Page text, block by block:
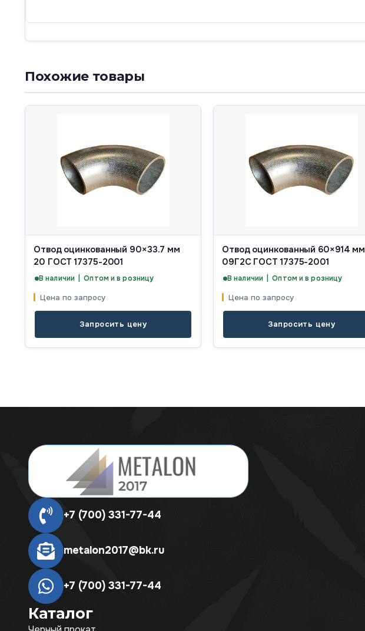
Похожие товары
Отвод оцинкованный 90×33.7 мм
20 ГОСТ 17375-2001
В наличии | Оптом и в розницу
Цена по запросу
Запросить цену
Отвод оцинкованный 60×914 мм
09Г2С ГОСТ 17375-2001
В наличии | Оптом и в розницу
Цена по запросу
Запросить цену
+7 (700) 331-77-44
metalon2017@bk.ru
+7 (700) 331-77-44
Каталог